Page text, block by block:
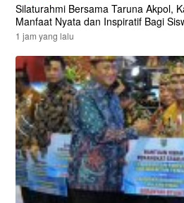
Silaturahmi Bersama Taruna Akpol,
Manfaat Nyata dan Inspiratif Bagi
1 jam yang lalu